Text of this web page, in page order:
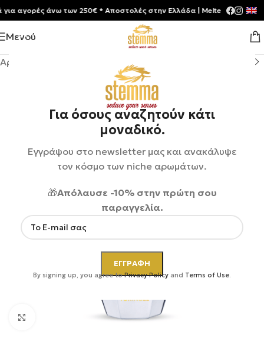
Για όσους αναζητούν κάτι
μοναδικό.
Εγγράψου στο newsletter μας και ανακάλυψε
τον κόσμο των niche αρωμάτων.
🎁Απόλαυσε -10% στην πρώτη σου
παραγγελία.
By signing up, you agree toPrivacy Policy and Terms of Use.
Μενού
Αρχική σελίδα Αρώματα
Κάντε κλικ για μεγέθυνση
αγορές άνω των 250€ * Aποστολές στην Ελλάδα | Meltemia Exclusive